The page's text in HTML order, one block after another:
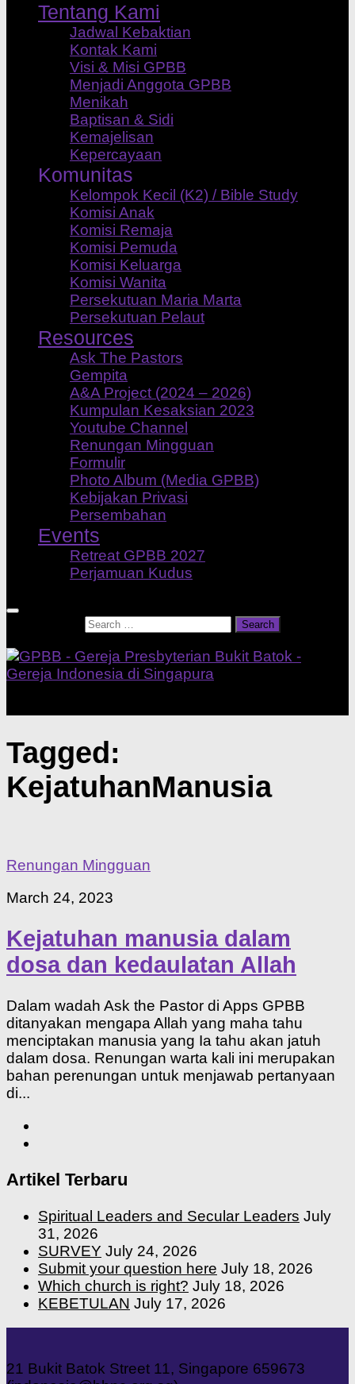
Tentang Kami
Jadwal Kebaktian
Kontak Kami
Visi & Misi GPBB
Menjadi Anggota GPBB
Menikah
Baptisan & Sidi
Kemajelisan
Kepercayaan
Komunitas
Kelompok Kecil (K2) / Bible Study
Komisi Anak
Komisi Remaja
Komisi Pemuda
Komisi Keluarga
Komisi Wanita
Persekutuan Maria Marta
Persekutuan Pelaut
Resources
Ask The Pastors
Gempita
A&A Project (2024 – 2026)
Kumpulan Kesaksian 2023
Youtube Channel
Renungan Mingguan
Formulir
Photo Album (Media GPBB)
Kebijakan Privasi
Persembahan
Events
Retreat GPBB 2027
Perjamuan Kudus
Tagged:
KejatuhanManusia
Renungan Mingguan
March 24, 2023
Kejatuhan manusia dalam
dosa dan kedaulatan Allah
Dalam wadah Ask the Pastor di Apps GPBB
ditanyakan mengapa Allah yang maha tahu
menciptakan manusia yang Ia tahu akan jatuh
dalam dosa. Renungan warta kali ini merupakan
bahan perenungan untuk menjawab pertanyaan
di...
Artikel Terbaru
Spiritual Leaders and Secular Leaders July
31, 2026
SURVEY July 24, 2026
Submit your question here July 18, 2026
Which church is right? July 18, 2026
KEBETULAN July 17, 2026
21 Bukit Batok Street 11, Singapore 659673